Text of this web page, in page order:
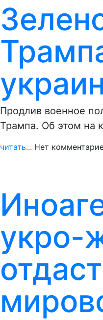
Продлив военное
Трампа. Об этом на
читать... Нет
укро-